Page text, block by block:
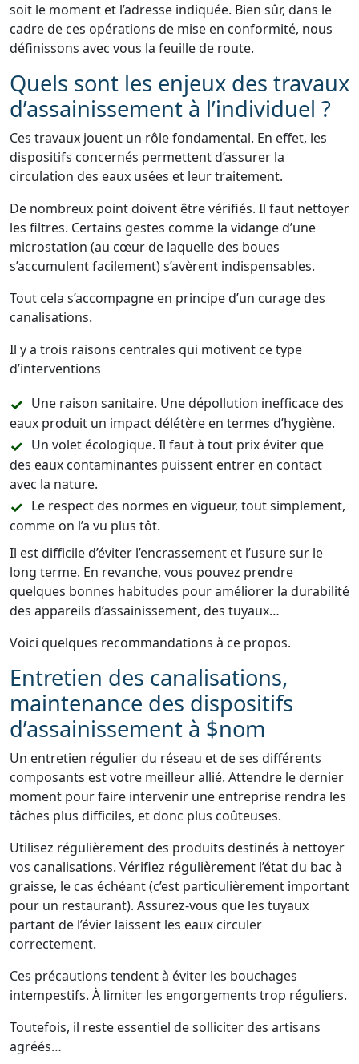
soit le moment et l’adresse indiquée. Bien sûr, dans le
cadre de ces opérations de mise en conformité, nous
définissons avec vous la feuille de route.
Quels sont les enjeux des travaux
d’assainissement à l’individuel ?
Ces travaux jouent un rôle fondamental. En effet, les
dispositifs concernés permettent d’assurer la
circulation des eaux usées et leur traitement.
De nombreux point doivent être vérifiés. Il faut nettoyer
les filtres. Certains gestes comme la vidange d’une
microstation (au cœur de laquelle des boues
s’accumulent facilement) s’avèrent indispensables.
Tout cela s’accompagne en principe d’un curage des
canalisations.
Il y a trois raisons centrales qui motivent ce type
d’interventions
Une raison sanitaire. Une dépollution inefficace des
eaux produit un impact délétère en termes d’hygiène.
Un volet écologique. Il faut à tout prix éviter que
des eaux contaminantes puissent entrer en contact
avec la nature.
Le respect des normes en vigueur, tout simplement,
comme on l’a vu plus tôt.
Il est difficile d’éviter l’encrassement et l’usure sur le
long terme. En revanche, vous pouvez prendre
quelques bonnes habitudes pour améliorer la durabilité
des appareils d’assainissement, des tuyaux…
Voici quelques recommandations à ce propos.
Entretien des canalisations,
maintenance des dispositifs
d’assainissement à $nom
Un entretien régulier du réseau et de ses différents
composants est votre meilleur allié. Attendre le dernier
moment pour faire intervenir une entreprise rendra les
tâches plus difficiles, et donc plus coûteuses.
Utilisez régulièrement des produits destinés à nettoyer
vos canalisations. Vérifiez régulièrement l’état du bac à
graisse, le cas échéant (c’est particulièrement important
pour un restaurant). Assurez-vous que les tuyaux
partant de l’évier laissent les eaux circuler
correctement.
Ces précautions tendent à éviter les bouchages
intempestifs. À limiter les engorgements trop réguliers.
Toutefois, il reste essentiel de solliciter des artisans
agréés…